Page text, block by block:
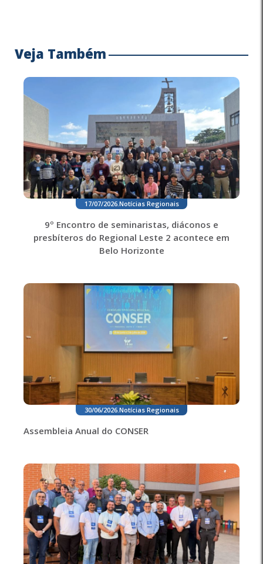
Veja Também
17/07/2026. Notícias Regionais
9º Encontro de seminaristas, diáconos e
presbíteros do Regional Leste 2 acontece em
Belo Horizonte
30/06/2026. Notícias Regionais
Assembleia Anual do CONSER